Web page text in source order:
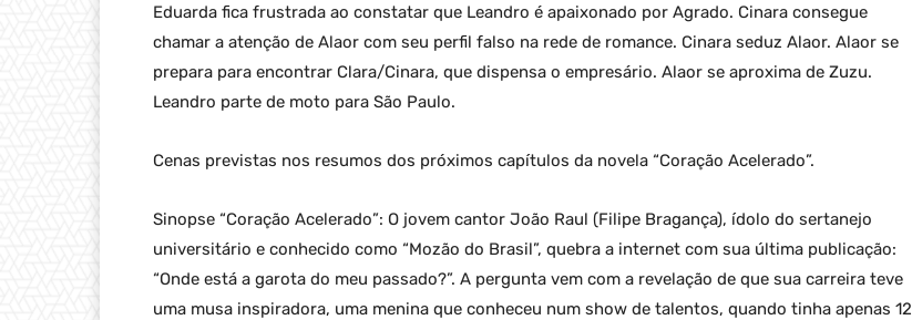
Eduarda fica frustrada ao constatar que Leandro é apaixonado por Agrado. Cinara consegue
chamar a atenção de Alaor com seu perfil falso na rede de romance. Cinara seduz Alaor. Alaor se
prepara para encontrar Clara/Cinara, que dispensa o empresário. Alaor se aproxima de Zuzu.
Leandro parte de moto para São Paulo.
Cenas previstas nos resumos dos próximos capítulos da novela “Coração Acelerado”.
Sinopse “Coração Acelerado”: O jovem cantor João Raul (Filipe Bragança), ídolo do sertanejo
universitário e conhecido como “Mozão do Brasil”, quebra a internet com sua última publicação:
“Onde está a garota do meu passado?”. A pergunta vem com a revelação de que sua carreira teve
uma musa inspiradora, uma menina que conheceu num show de talentos, quando tinha apenas 12